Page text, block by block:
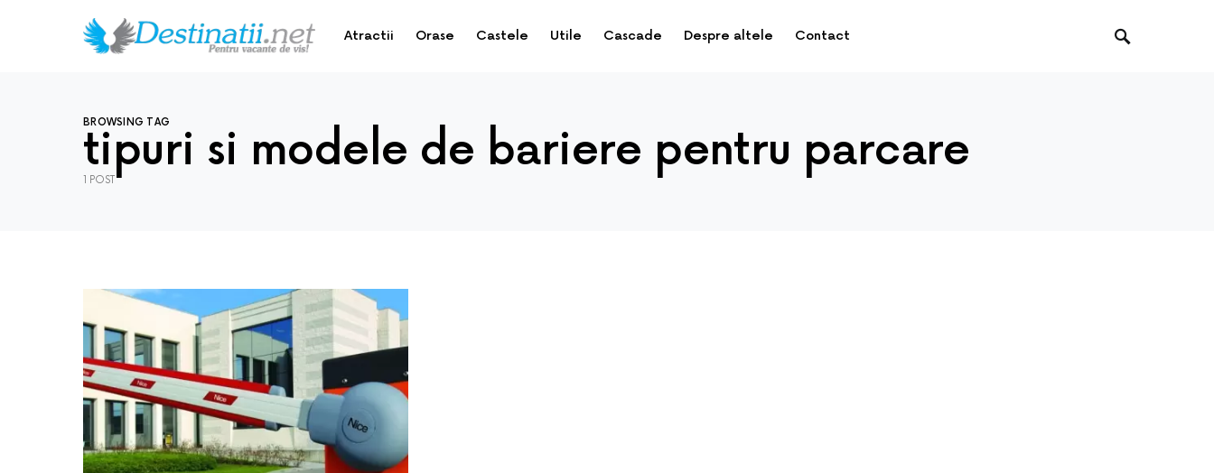
Atractii Orase Castele Utile Cascade Despre altele Contact
BROWSING TAG
tipuri si modele de bariere pentru parcare
1 POST